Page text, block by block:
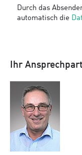
Durch das
automatisch die
Ihr